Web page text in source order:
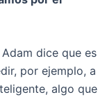
dice que es
por ejemplo, a
algo que